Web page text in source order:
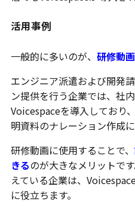
活用事例
一般的に多いのが、 研修動
エンジニア派遣および開発
ン提供を行う企業では、社
Voicespaceを導入しており
明資料のナレーション作成に
研修動画に使用することで、
きるのが大きなメリットで
えている企業は、
に役立ちます。